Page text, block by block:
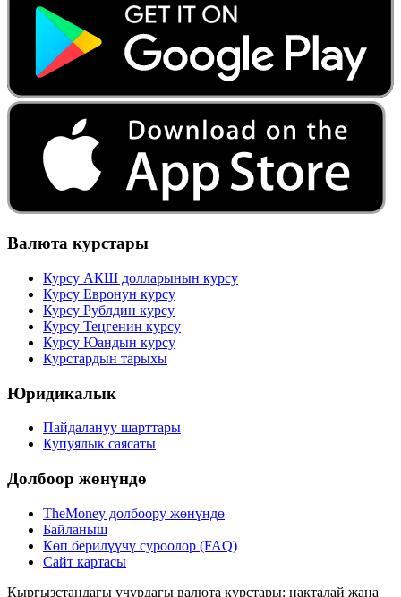
Валюта курстары
Курсу АКШ долларынын курсу
Курсу Евронун курсу
Курсу Рублдин курсу
Курсу Теңгенин курсу
Курсу Юандын курсу
Курстардын тарыхы
Юридикалык
Пайдалануу шарттары
Купуялык саясаты
Долбоор жөнүндө
TheMoney долбоору жөнүндө
Байланыш
Көп берилүүчү суроолор (FAQ)
Сайт картасы
Кыргызстандагы учурдагы валюта курстары: накталай жана